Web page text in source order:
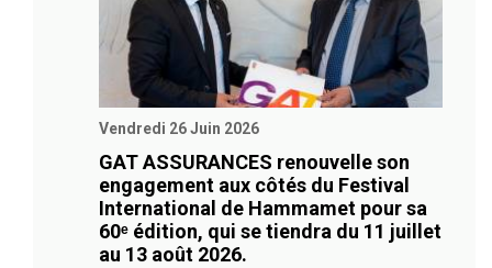
Vendredi 26 Juin 2026
GAT ASSURANCES renouvelle son
engagement aux côtés du Festival
International de Hammamet pour sa
60ᵉ édition, qui se tiendra du 11 juillet
au 13 août 2026.